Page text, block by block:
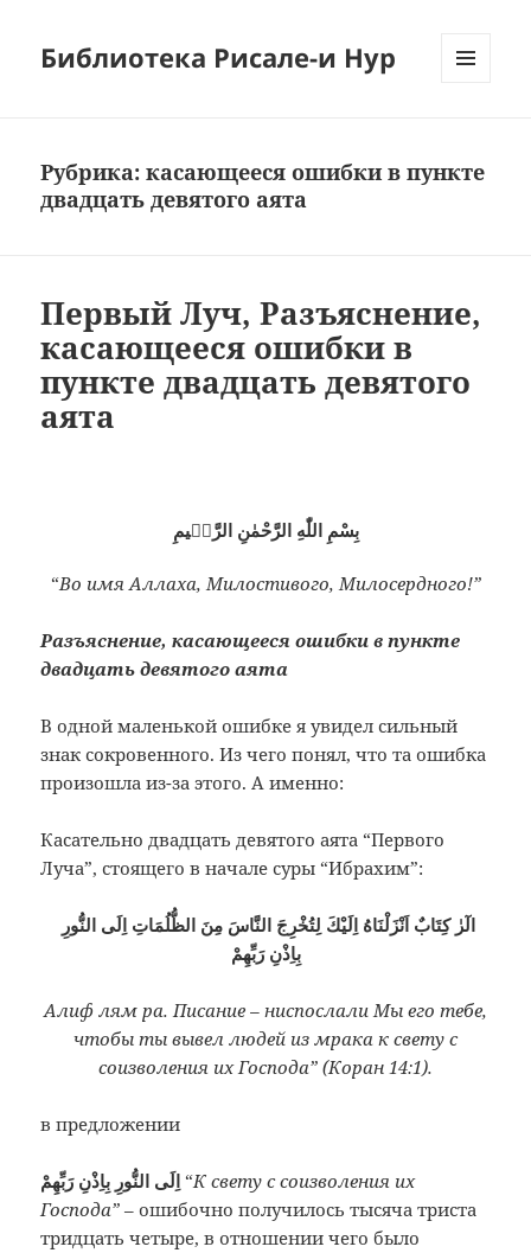
Библиотека Рисале-и Нур
Рубрика:касающееся ошибки в пункте
двадцать девятого аята
Первый Луч, Разъяснение,
касающееся ошибки в
пункте двадцать девятого
аята
بِسْمِ اللّٰهِ الرَّحْمٰنِ الرَّحٖيمِ
“Во имя Аллаха, Милостивого, Милосердного!”
Разъяснение, касающееся ошибки в пункте
двадцать девятого аята
В одной маленькой ошибке я увидел сильный
знак сокровенного. Из чего понял, что та ошибка
произошла из-за этого. А именно:
Касательно двадцать девятого аята “Первого
Луча”, стоящего в начале суры “Ибрахим”:
بِاِذْنِ رَبِّهِمْ
Алиф лям ра. Писание – ниспослали Мы его тебе,
чтобы ты вывел людей из мрака к свету с
соизволения их Господа” (Коран 14:1).
в предложении
“К свету с соизволения их
Господа”– ошибочно получилось тысяча триста
тридцать четыре, в отношении чего было